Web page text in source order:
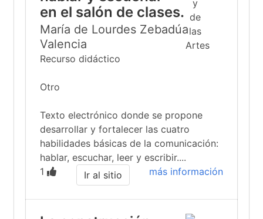
en el salón de clases.
María de Lourdes Zebadúa
Valencia
Recurso didáctico
Otro
Texto electrónico donde se propone
desarrollar y fortalecer las cuatro
habilidades básicas de la comunicación:
hablar, escuchar, leer y escribir....
1
más información
Ir al sitio